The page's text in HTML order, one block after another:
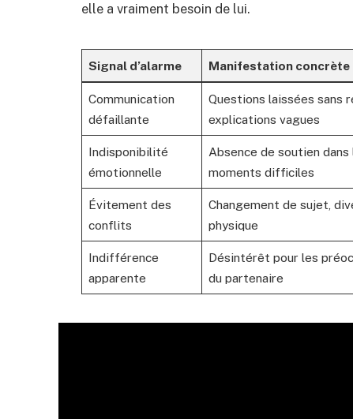
elle a vraiment besoin de lui.
Signal d’alarme Manifestation concrète
Communication
défaillante
Questions laissées sans
explications vagues
Indisponibilité
émotionnelle
Absence de soutien dans
moments difficiles
Évitement des
conflits
Changement de sujet,
physique
Indifférence
apparente
Désintérêt pour les
du partenaire